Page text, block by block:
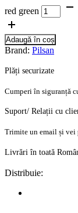
red green
Adaugă în coș
Brand: Pilsan
Plăți securizate
Cumperi în siguranță
Suport/ Relații cu
Trimite un email și vei
Livrări în toată
Distribuie: